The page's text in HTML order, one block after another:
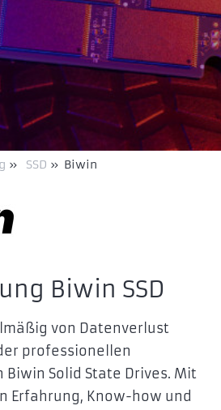
» SSD » Biwin
Biwin SSD
von Datenverlust
professionellen
Solid State Drives. Mit
Erfahrung, Know-how und